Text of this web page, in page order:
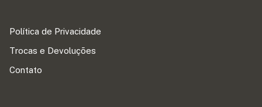
Política de Privacidade
Trocas e Devoluções
Contato